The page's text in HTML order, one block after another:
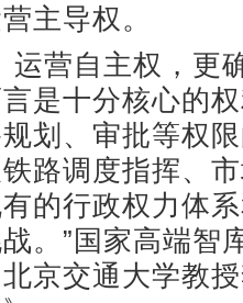
主导权。
营自主权，更
是十分核心的
划、审批等权
路调度指挥、
的行政权力体
。”国家高端智
京交通大学教